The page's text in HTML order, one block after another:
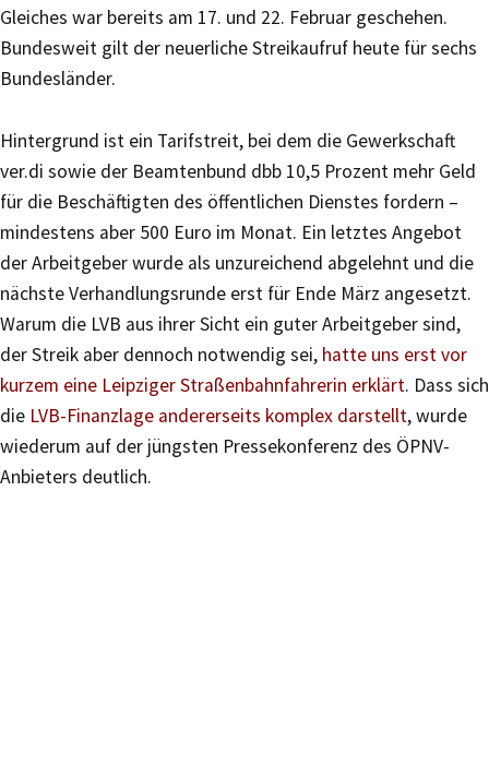
Gleiches war bereits am 17. und 22. Februar geschehen.
Bundesweit gilt der neuerliche Streikaufruf heute für sechs
Bundesländer.
Hintergrund ist ein Tarifstreit, bei dem die Gewerkschaft
ver.di sowie der Beamtenbund dbb 10,5 Prozent mehr Geld
für die Beschäftigten des öffentlichen Dienstes fordern –
mindestens aber 500 Euro im Monat. Ein letztes Angebot
der Arbeitgeber wurde als unzureichend abgelehnt und die
nächste Verhandlungsrunde erst für Ende März angesetzt.
Warum die LVB aus ihrer Sicht ein guter Arbeitgeber sind,
der Streik aber dennoch notwendig sei, hatte uns erst vor
kurzem eine Leipziger Straßenbahnfahrerin erklärt. Dass sich
die LVB-Finanzlage andererseits komplex darstellt, wurde
wiederum auf der jüngsten Pressekonferenz des ÖPNV-
Anbieters deutlich.